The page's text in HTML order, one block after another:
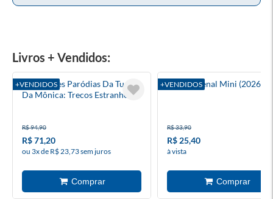
Livros + Vendidos:
+VENDIDOS
As Grandes Paródias Da Turma
Da Mônica: Trecos Estranhos -
R$ 94,90
R$ 71,20
ou 3x de R$ 23,73 sem juros
+VENDIDOS
Código Penal Mini (2026)
R$ 33,90
R$ 25,40
à vista